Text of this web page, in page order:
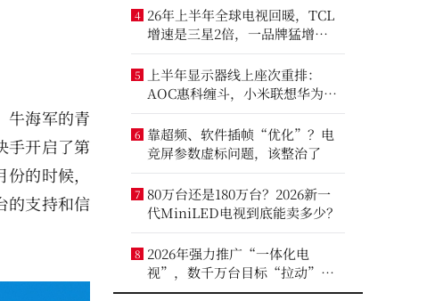
牛海军的青
手开启了第
的时候，
的支持和信
4 26年上半年全球电视回暖，TCL
增速是三星2倍，一品牌猛增
14.8%
5
上半年显示器线上座次重排：
AOC惠科缠斗，小米联想华为进
前八
6 靠超频、软件插帧“优化”？电
竞屏参数虚标问题，该整治了
7 80万台还是180万台？2026新一
代MiniLED电视到底能卖多少？
8 2026年强力推广“一体化电
视”，数千万台目标“拉动”彩
电业？